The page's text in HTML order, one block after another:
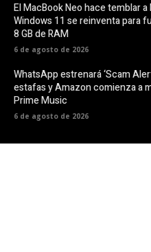
El MacBook Neo hace temblar
Windows 11 se reinventa para
8 GB de RAM
6 de agosto de 2026
WhatsApp estrenará ‘Scam
estafas y Amazon comienza a
Prime Music
6 de agosto de 2026